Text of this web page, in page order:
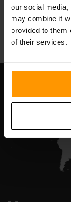
our social media,
may combine it
provided to them
of their services.